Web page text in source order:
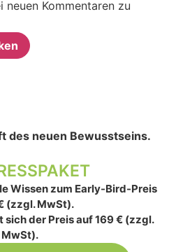
Kommentaren zu
des neuen Bewusstseins.
Wissen zum Early-Bird-Preis
(zzgl. MwSt).
sich der Preis auf 169 € (zzgl.
MwSt).